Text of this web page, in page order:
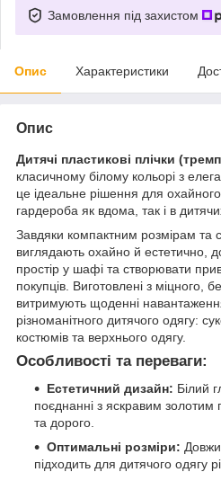
Замовлення під захистом
Опис Характеристики
Опис
Дитячі пластикові плічки
класичному білому кольорі з
це ідеальне рішення для
гардероба як вдома, так і в
Завдяки компактним розмірам та
виглядають охайно й естетично,
простір у шафі та створювати
покупців. Виготовлені з міцного,
витримують щоденні
різноманітного дитячого одягу:
костюмів та верхнього одягу.
Особливості та переваги:
Естетичний дизайн: Білий
поєднанні з яскравим золотим
та дорого.
Оптимальні розміри:
підходить для дитячого одягу